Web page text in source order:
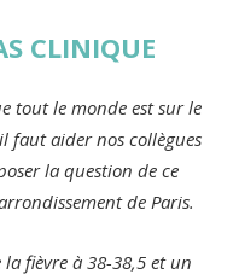
CLINIQUE
tout le monde est sur le
faut aider nos collègues
la question de ce
de Paris.
la fièvre à 38-38,5 et un